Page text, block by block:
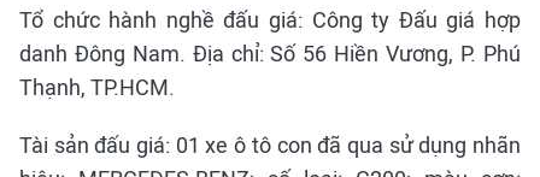
Tổ chức hành nghề đấu giá: Công ty Đấu giá hợp
danh Đông Nam. Địa chỉ: Số 56 Hiền Vương, P. Phú
Thạnh, TP.HCM.
Tài sản đấu giá: 01 xe ô tô con đã qua sử dụng nhãn